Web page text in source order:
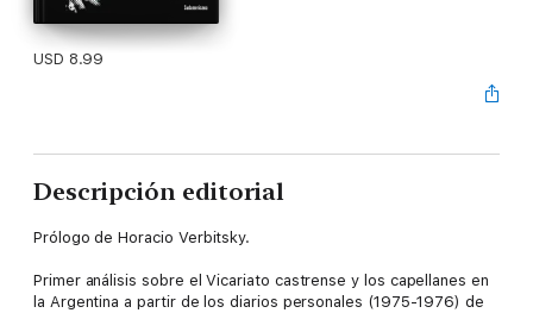
USD 8.99
Descripción editorial
Prólogo de Horacio Verbitsky.
Primer análisis sobre el Vicariato castrense y los capellanes en
la Argentina a partir de los diarios personales (1975-1976) de